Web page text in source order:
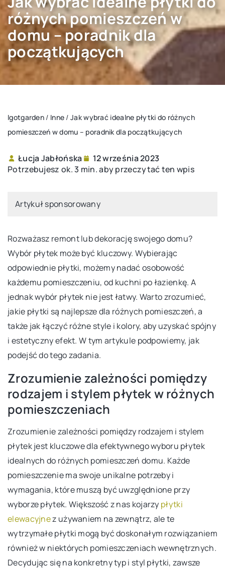
różnych pomieszczeń w
domu – poradnik dla
początkujących
Igotgarden / Inne /Jak wybrać idealne płytki do różnych
pomieszczeń w domu – poradnik dla początkujących
Łucja Jabłońska
12 września 2023
Potrzebujesz ok. 3 min. aby przeczytać ten wpis
Artykuł sponsorowany
Rozważasz remont lub dekorację swojego domu?
Wybór płytek może być kluczowy. Wybierając
odpowiednie płytki, możemy nadać osobowość
każdemu pomieszczeniu, od kuchni po łazienkę. A
jednak wybór płytek nie jest łatwy. Warto zrozumieć,
jakie płytki są najlepsze dla różnych pomieszczeń, a
także jak łączyć różne style i kolory, aby uzyskać spójny
i estetyczny efekt. W tym artykule podpowiemy, jak
podejść do tego zadania.
Zrozumienie zależności pomiędzy
rodzajem i stylem płytek w różnych
pomieszczeniach
Zrozumienie zależności pomiędzy rodzajem i stylem
płytek jest kluczowe dla efektywnego wyboru płytek
idealnych do różnych pomieszczeń domu. Każde
pomieszczenie ma swoje unikalne potrzeby i
wymagania, które muszą być uwzględnione przy
wyborze płytek. Większość z nas kojarzy płytki
elewacyjnez używaniem na zewnątrz, ale te
wytrzymałe płytki mogą być doskonałym rozwiązaniem
również w niektórych pomieszczeniach wewnętrznych.
Decydując się na konkretny typ i styl płytki, zawsze